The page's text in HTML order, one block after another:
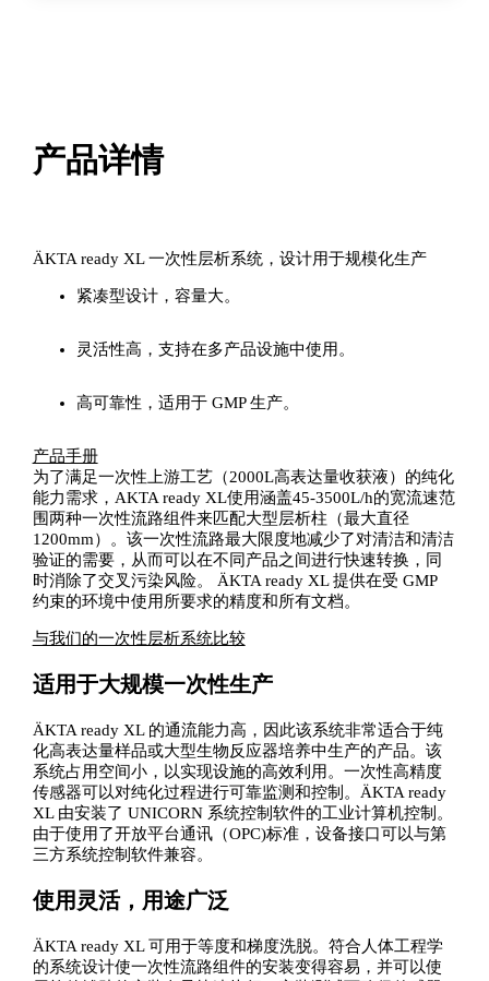
产品详情
ÄKTA ready XL 一次性层析系统，设计用于规模化生产
紧凑型设计，容量大。
灵活性高，支持在多产品设施中使用。
高可靠性，适用于 GMP 生产。
产品手册
为了满足一次性上游工艺（2000L高表达量收获液）的纯化
能力需求，AKTA ready XL使用涵盖45-3500L/h的宽流速范
围两种一次性流路组件来匹配大型层析柱（最大直径
1200mm）。该一次性流路最大限度地减少了对清洁和清洁
验证的需要，从而可以在不同产品之间进行快速转换，同
时消除了交叉污染风险。 ÄKTA ready XL 提供在受 GMP
约束的环境中使用所要求的精度和所有文档。
与我们的一次性层析系统比较
适用于大规模一次性生产
ÄKTA ready XL 的通流能力高，因此该系统非常适合于纯
化高表达量样品或大型生物反应器培养中生产的产品。该
系统占用空间小，以实现设施的高效利用。一次性高精度
传感器可以对纯化过程进行可靠监测和控制。ÄKTA ready
XL 由安装了 UNICORN 系统控制软件的工业计算机控制。
由于使用了开放平台通讯（OPC)标准，设备接口可以与第
三方系统控制软件兼容。
使用灵活，用途广泛
ÄKTA ready XL 可用于等度和梯度洗脱。符合人体工程学
的系统设计使一次性流路组件的安装变得容易，并可以使